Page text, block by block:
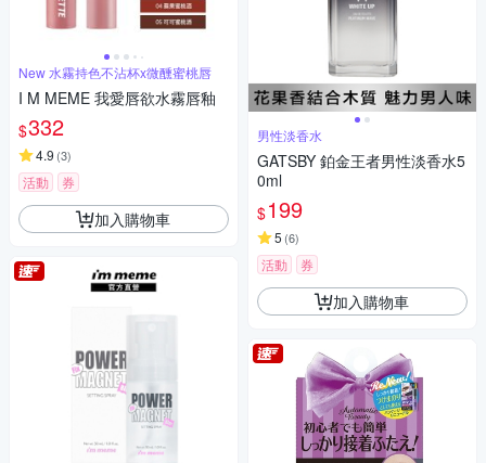
New 水霧持色不沾杯x微醺蜜桃唇
I M MEME 我愛唇欲水霧唇釉
$332
4.9 (3)
活動 券
加入購物車
男性淡香水
GATSBY 鉑金王者男性淡香水5
0ml
$199
5 (6)
活動 券
加入購物車